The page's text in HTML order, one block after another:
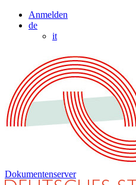
Anmelden
de
it
Dokumentenserver